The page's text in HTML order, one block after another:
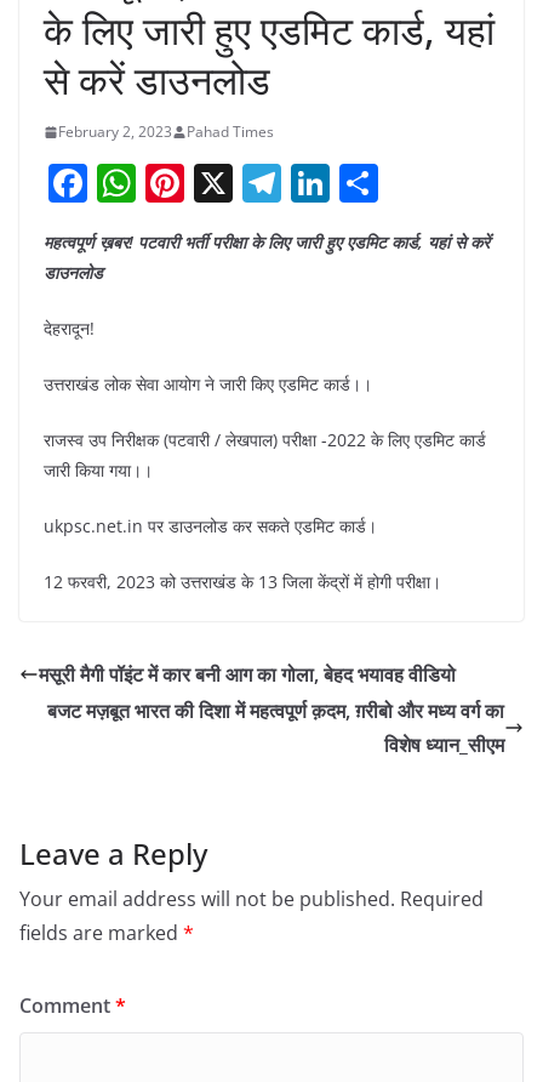
के लिए जारी हुए एडमिट कार्ड, यहां
से करें डाउनलोड
February 2, 2023 Pahad Times
F
a
c
b
o
k
W
at
p
Pi
nt
er
X T
e
m
Li
k
n
ar
महत्वपूर्ण ख़बर! पटवारी भर्ती परीक्षा के लिए जारी हुए एडमिट कार्ड, यहां से करें
डाउनलोड
देहरादून!
उत्तराखंड लोक सेवा आयोग ने जारी किए एडमिट कार्ड।।
राजस्व उप निरीक्षक (पटवारी / लेखपाल) परीक्षा -2022 के लिए एडमिट कार्ड
जारी किया गया।।
ukpsc.net.in पर डाउनलोड कर सकते एडमिट कार्ड।
12 फरवरी, 2023 को उत्तराखंड के 13 जिला केंद्रों में होगी परीक्षा।
मसूरी मैगी पॉइंट में कार बनी आग का गोला, बेहद भयावह वीडियो
बजट मज़बूत भारत की दिशा में महत्वपूर्ण क़दम, ग़रीबो और मध्य वर्ग का
विशेष ध्यान_सीएम
Leave a Reply
Your email address will not be published. Required
fields are marked *
Comment*